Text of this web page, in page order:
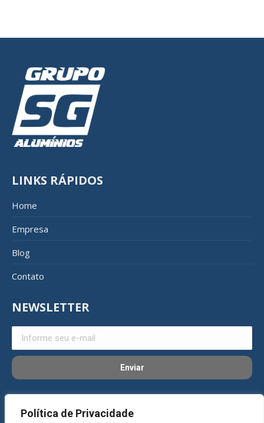
Política de Privacidade
LINKS RÁPIDOS
Home
Empresa
Blog
Contato
NEWSLETTER
REDES SOCIAIS